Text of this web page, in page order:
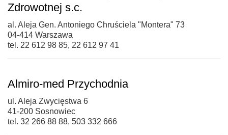
Zdrowotnej s.c.
al. Aleja Gen. Antoniego Chruściela "Montera" 73
04-414 Warszawa
tel. 22 612 98 85, 22 612 97 41
Almiro-med Przychodnia
ul. Aleja Zwycięstwa 6
41-200 Sosnowiec
tel. 32 266 88 88, 503 332 666